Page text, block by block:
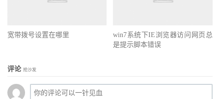
宽带拨号设置在哪里
win7系统下IE浏览器访问网页总
是提示脚本错误
评论 抢沙发